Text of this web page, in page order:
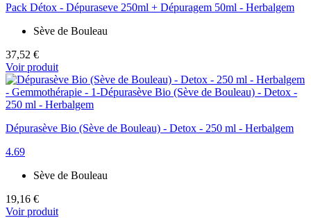
Pack Détox - Dépuraseve 250ml + Dépuragem 50ml - Herbalgem
Sève de Bouleau
37,52 €
Voir produit
Dépurasève Bio (Sève de Bouleau) - Detox - 250 ml - Herbalgem
4.69
Sève de Bouleau
19,16 €
Voir produit